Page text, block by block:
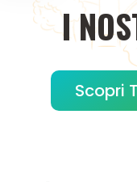
I
Scopri